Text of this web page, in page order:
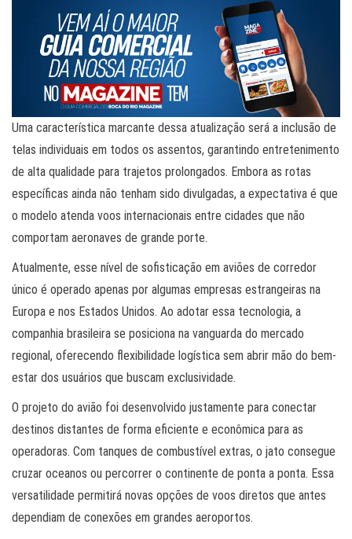
Uma característica marcante dessa atualização será a inclusão de
telas individuais em todos os assentos, garantindo entretenimento
de alta qualidade para trajetos prolongados. Embora as rotas
específicas ainda não tenham sido divulgadas, a expectativa é que
o modelo atenda voos internacionais entre cidades que não
comportam aeronaves de grande porte.
Atualmente, esse nível de sofisticação em aviões de corredor
único é operado apenas por algumas empresas estrangeiras na
Europa e nos Estados Unidos. Ao adotar essa tecnologia, a
companhia brasileira se posiciona na vanguarda do mercado
regional, oferecendo flexibilidade logística sem abrir mão do bem-
estar dos usuários que buscam exclusividade.
O projeto do avião foi desenvolvido justamente para conectar
destinos distantes de forma eficiente e econômica para as
operadoras. Com tanques de combustível extras, o jato consegue
cruzar oceanos ou percorrer o continente de ponta a ponta. Essa
versatilidade permitirá novas opções de voos diretos que antes
dependiam de conexões em grandes aeroportos.